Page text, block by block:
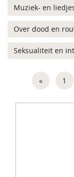
Muziek- en
Over dood en
Seksualiteit en
« 1